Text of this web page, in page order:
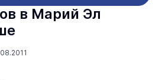
в Марий Эл